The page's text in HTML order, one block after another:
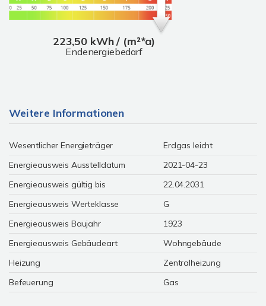
223,50 kWh / (m²*a)
Endenergiebedarf
Weitere Informationen
Wesentlicher Energieträger
Erdgas leicht
Energieausweis Ausstelldatum
2021-04-23
Energieausweis gültig bis
22.04.2031
Energieausweis Werteklasse
G
Energieausweis Baujahr
1923
Energieausweis Gebäudeart
Wohngebäude
Heizung
Zentralheizung
Befeuerung
Gas